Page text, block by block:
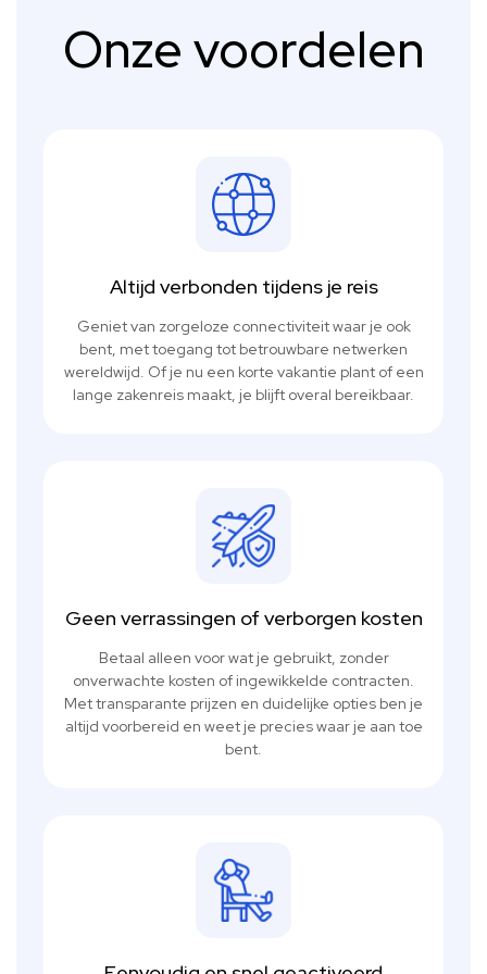
Onze voordelen
Altijd verbonden tijdens je reis
Geniet van zorgeloze connectiviteit waar je ook
bent, met toegang tot betrouwbare netwerken
wereldwijd. Of je nu een korte vakantie plant of een
lange zakenreis maakt, je blijft overal bereikbaar.
Geen verrassingen of verborgen kosten
Betaal alleen voor wat je gebruikt, zonder
onverwachte kosten of ingewikkelde contracten.
Met transparante prijzen en duidelijke opties ben je
altijd voorbereid en weet je precies waar je aan toe
bent.